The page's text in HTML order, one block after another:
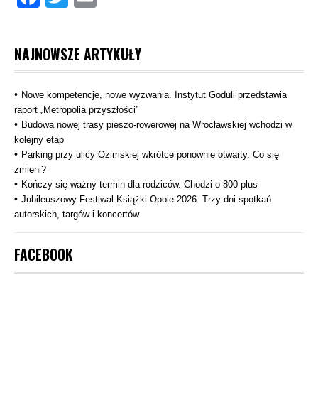
NAJNOWSZE ARTYKUŁY
Nowe kompetencje, nowe wyzwania. Instytut Goduli przedstawia
raport „Metropolia przyszłości”
Budowa nowej trasy pieszo‑rowerowej na Wrocławskiej wchodzi w
kolejny etap
Parking przy ulicy Ozimskiej wkrótce ponownie otwarty. Co się
zmieni?
Kończy się ważny termin dla rodziców. Chodzi o 800 plus
Jubileuszowy Festiwal Książki Opole 2026. Trzy dni spotkań
autorskich, targów i koncertów
FACEBOOK